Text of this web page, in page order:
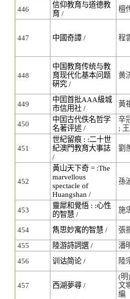
446
信仰教育与道德教
育 /
檀
447 中國奇譚 / 程
448
中国教育传统与教
育现代化基本问题
硏究 /
黄
449
中囯首批AAA級城
市信用社 /
黃
450
中囯古代佚名哲学
名著评述 /
辛
;
451
世紀留痕 : :二十世
紀澳門教育大事誌
/
劉
452
黃山天下奇 = :The
marvellous
spectacle of
Huangshan /
孫
453
靈犀和覺悟 : :心性
的智慧 /
施
454 雋思妙寓的智慧 /
張
455
陸游詩詞選 /
潘
456
训诂简论 / 陸
457 西湖夢尋 /
(明
文
編